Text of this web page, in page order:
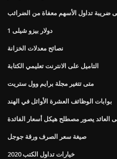
ضريبة تداول الأسهم معفاة من الضرائب
1 دولار بيزو شيلى
نصائح معدلات الخزانة
التاميل على الانترنت تعليمي الكتابة
متى تتغير مجلة برايم وول ستريت
بوابات الوظائف العشرة الأوائل في الهند
العائد يصور مصطلح هيكل أسعار الفائدة
صيغة سعر الصرف ورقة جوجل
خيارات تداول الكتب 2020